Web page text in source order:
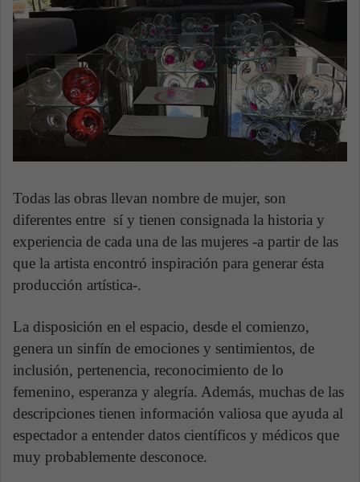
Todas las obras llevan nombre de mujer, son
diferentes entre sí y tienen consignada la historia y
experiencia de cada una de las mujeres -a partir de las
que la artista encontró inspiración para generar ésta
producción artística-.
La disposición en el espacio, desde el comienzo,
genera un sinfín de emociones y sentimientos, de
inclusión, pertenencia, reconocimiento de lo
femenino, esperanza y alegría. Además, muchas de las
descripciones tienen información valiosa que ayuda al
espectador a entender datos científicos y médicos que
muy probablemente desconoce.